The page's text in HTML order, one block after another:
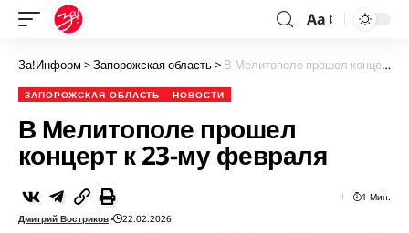
Aa
За!Информ >Запорожская область> В Мелитополе прошел концерт к 23-му февраля
ЗАПОРОЖСКАЯ ОБЛАСТЬ НОВОСТИ
В Мелитополе прошел
концерт к 23-му февраля
Дмитрий Востриков 22.02.2026
1 Мин.